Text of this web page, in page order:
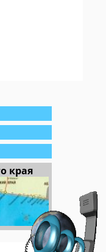
края